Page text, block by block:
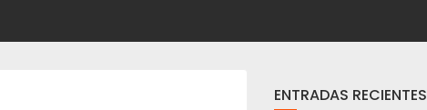
ENTRADAS RECIENTES